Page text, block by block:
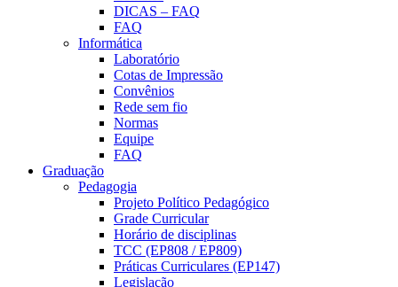
DICAS – FAQ
FAQ
Informática
Laboratório
Cotas de Impressão
Convênios
Rede sem fio
Normas
Equipe
FAQ
Graduação
Pedagogia
Projeto Político Pedagógico
Grade Curricular
Horário de disciplinas
TCC (EP808 / EP809)
Práticas Curriculares (EP147)
Legislação